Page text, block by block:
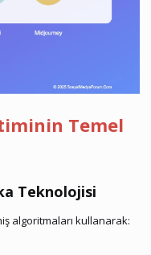
Temel
Teknolojisi​
algoritmaları kullanarak: